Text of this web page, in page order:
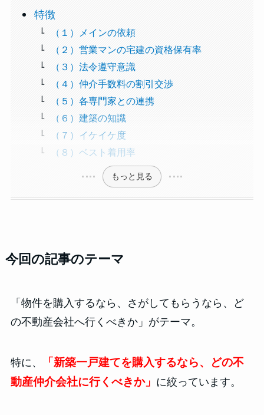
特徴
（１）メインの依頼
（２）営業マンの宅建の資格保有率
（３）法令遵守意識
（４）仲介手数料の割引交渉
（５）各専門家との連携
（６）建築の知識
（７）イケイケ度
（８）ベスト着用率
もっと見る
今回の記事のテーマ
「物件を購入するなら、さがしてもらうなら、ど
の不動産会社へ行くべきか」がテーマ。
特に、
「新築一戸建てを購入するなら、どの不
動産仲介会社に行くべきか」 に絞っています。